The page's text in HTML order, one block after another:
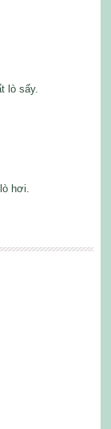
lò sấy.
hơi.